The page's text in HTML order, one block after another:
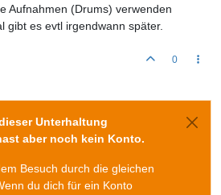
Aufnahmen (Drums) verwenden
gibt es evtl irgendwann später.
0
Unterhaltung
aber noch kein Konto.
Besuch durch die gleichen
du dich für ein Konto